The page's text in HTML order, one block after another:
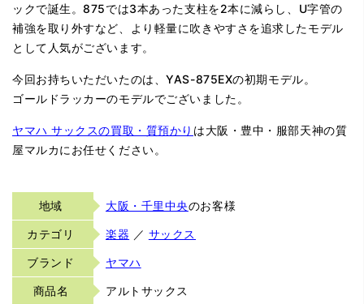
ックで誕生。875では3本あった支柱を2本に減らし、U字管の
補強を取り外すなど、より軽量に吹きやすさを追求したモデル
として人気がございます。
今回お持ちいただいたのは、YAS-875EXの初期モデル。
ゴールドラッカーのモデルでございました。
ヤマハ サックスの買取・質預かり は大阪・豊中・服部天神の質
屋マルカにお任せください。
地域 大阪・千里中央のお客様
カテゴリ 楽器 ／ サックス
ブランド ヤマハ
商品名 アルトサックス